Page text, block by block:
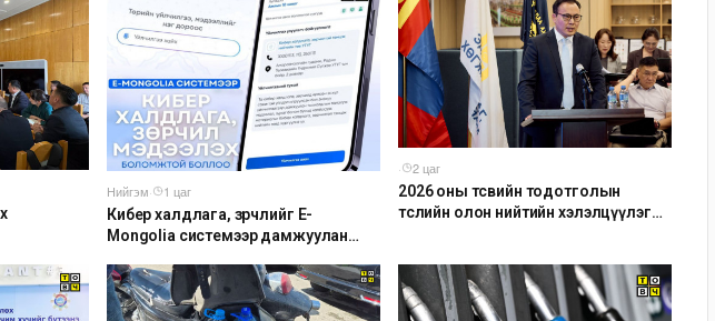
Нийгэм·
1 цаг
Кибер халдлага, зөрчлийг E-
Mongolia системээр дамжуулан
·
2 цаг
2026 оны төсвийн тодотголын
төслийн олон нийтийн хэлэлцүүлэг